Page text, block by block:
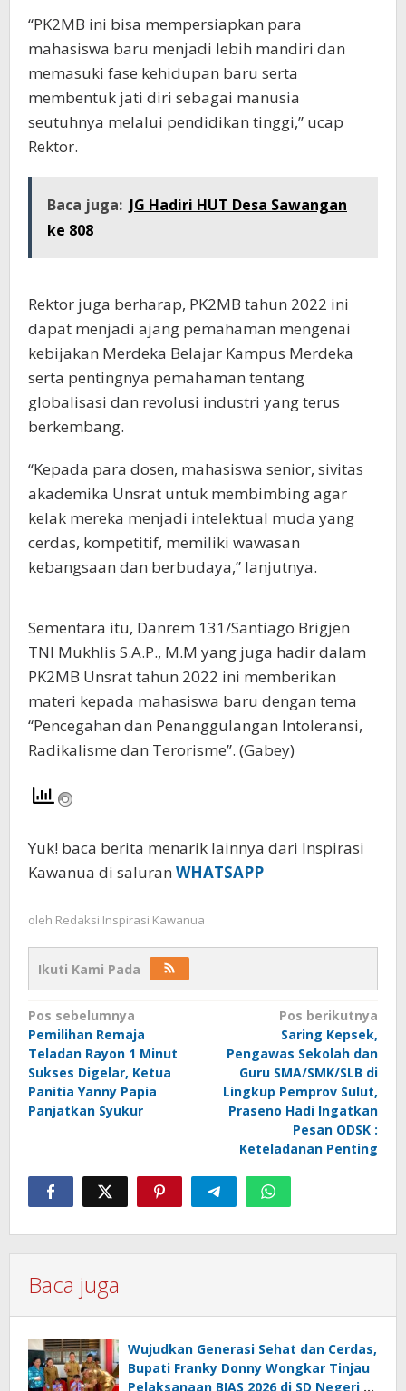
“PK2MB ini bisa mempersiapkan para
mahasiswa baru menjadi lebih mandiri dan
memasuki fase kehidupan baru serta
membentuk jati diri sebagai manusia
seutuhnya melalui pendidikan tinggi,” ucap
Rektor.
Baca juga: JG Hadiri HUT Desa Sawangan
ke 808
Rektor juga berharap, PK2MB tahun 2022 ini
dapat menjadi ajang pemahaman mengenai
kebijakan Merdeka Belajar Kampus Merdeka
serta pentingnya pemahaman tentang
globalisasi dan revolusi industri yang terus
berkembang.
“Kepada para dosen, mahasiswa senior, sivitas
akademika Unsrat untuk membimbing agar
kelak mereka menjadi intelektual muda yang
cerdas, kompetitif, memiliki wawasan
kebangsaan dan berbudaya,” lanjutnya.
Sementara itu, Danrem 131/Santiago Brigjen
TNI Mukhlis S.A.P., M.M yang juga hadir dalam
PK2MB Unsrat tahun 2022 ini memberikan
materi kepada mahasiswa baru dengan tema
“Pencegahan dan Penanggulangan Intoleransi,
Radikalisme dan Terorisme”. (Gabey)
Yuk! baca berita menarik lainnya dari Inspirasi
Kawanua di saluran WHATSAPP
oleh Redaksi Inspirasi Kawanua
Ikuti Kami Pada
Navigasi
pos
Pos sebelumnya
Pemilihan Remaja
Teladan Rayon 1 Minut
Sukses Digelar, Ketua
Panitia Yanny Papia
Panjatkan Syukur
Pos berikutnya
Saring Kepsek,
Pengawas Sekolah dan
Guru SMA/SMK/SLB di
Lingkup Pemprov Sulut,
Praseno Hadi Ingatkan
Pesan ODSK :
Keteladanan Penting
Baca juga
Wujudkan Generasi Sehat dan Cerdas,
Bupati Franky Donny Wongkar Tinjau
Pelaksanaan BIAS 2026 di SD Negeri 2